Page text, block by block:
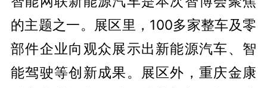
的主题之一。展区里，100多家整车及零
部件企业向观众展示出新能源汽车、智
能驾驶等创新成果。展区外，重庆金康